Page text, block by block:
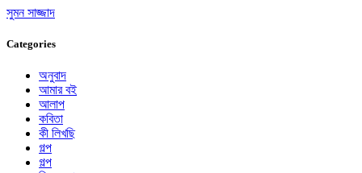
সুমন সাজ্জাদ
Categories
অনুবাদ
আমার বই
আলাপ
কবিতা
কী লিখছি
গল্প
গল্প